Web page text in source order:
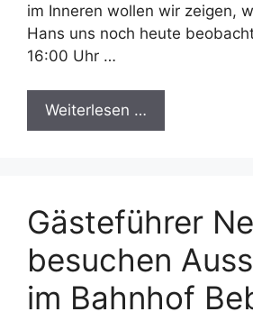
im Inneren wollen wir zeigen,
Hans uns noch heute
16:00 Uhr …
Weiterlesen …
Gästeführer
besuchen
im Bahnhof